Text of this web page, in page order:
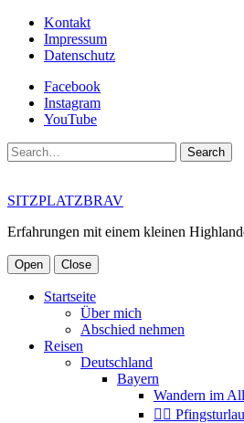
Kontakt
Impressum
Datenschutz
Facebook
Instagram
YouTube
Search
SITZPLATZBRAV
Erfahrungen mit einem kleinen
Open Close
Startseite
Über mich
Abschied nehmen
Reisen
Deutschland
Bayern
Wandern im
🚴‍♀️